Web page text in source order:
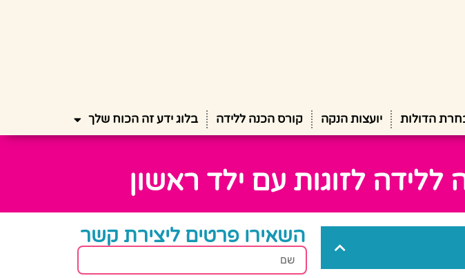
הדולות יועצות הנקה קורס הכנה ללידה בלוג ידע זה הכוח שלך
לזוגות עם ילד ראשון
השאירו פרטים ליצירת קשר